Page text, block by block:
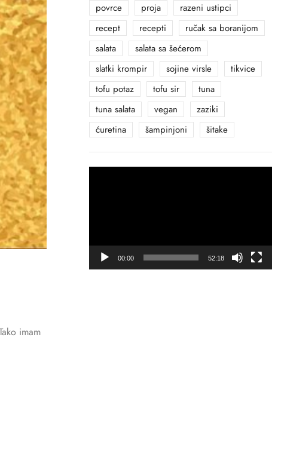
imam
povrce
proja
razeni ustipci
recept
recepti
ručak sa boranijom
salata
salata sa šećerom
slatki krompir
sojine virsle
tikvice
tofu potaz
tofu sir
tuna
tuna salata
vegan
zaziki
ćuretina
šampinjoni šitake
00:00 52:18